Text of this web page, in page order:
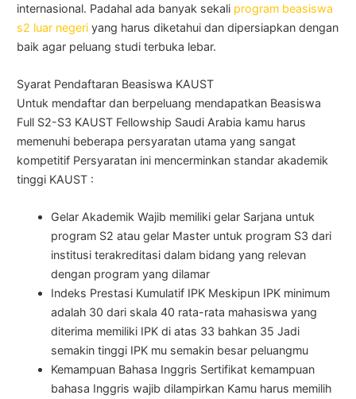
internasional. Padahal ada banyak sekali program beasiswa
s2 luar negeri yang harus diketahui dan dipersiapkan dengan
baik agar peluang studi terbuka lebar.
Syarat Pendaftaran Beasiswa KAUST
Untuk mendaftar dan berpeluang mendapatkan Beasiswa
Full S2-S3 KAUST Fellowship Saudi Arabia kamu harus
memenuhi beberapa persyaratan utama yang sangat
kompetitif Persyaratan ini mencerminkan standar akademik
tinggi KAUST :
Gelar Akademik Wajib memiliki gelar Sarjana untuk
program S2 atau gelar Master untuk program S3 dari
institusi terakreditasi dalam bidang yang relevan
dengan program yang dilamar
Indeks Prestasi Kumulatif IPK Meskipun IPK minimum
adalah 30 dari skala 40 rata-rata mahasiswa yang
diterima memiliki IPK di atas 33 bahkan 35 Jadi
semakin tinggi IPK mu semakin besar peluangmu
Kemampuan Bahasa Inggris Sertifikat kemampuan
bahasa Inggris wajib dilampirkan Kamu harus memilih